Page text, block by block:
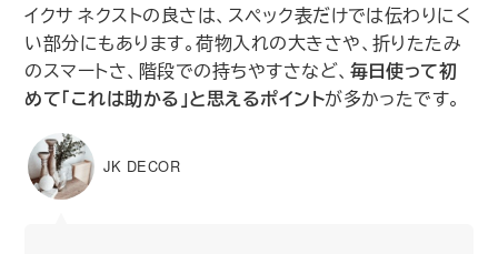
イクサ ネクストの良さは、スペック表だけでは伝わりにく
い部分にもあります。荷物入れの大きさや、折りたたみ
のスマートさ、階段での持ちやすさなど、 毎日使って初
めて「これは助かる」と思えるポイントが多かったです。
JK DECOR